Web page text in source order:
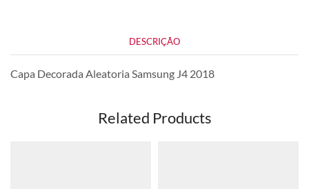
DESCRIÇÃO
Capa Decorada Aleatoria Samsung J4 2018
Related Products